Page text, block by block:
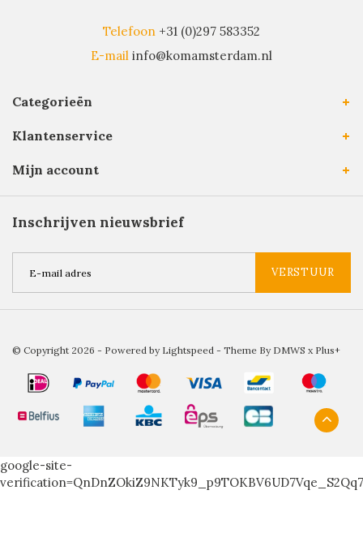
Telefoon +31 (0)297 583352
E-mail info@komamsterdam.nl
Categorieën
Klantenservice
Mijn account
Inschrijven nieuwsbrief
VERSTUUR
© Copyright 2026 - Powered by Lightspeed - Theme By DMWS x Plus+
google-site-